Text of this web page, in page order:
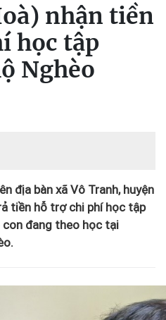
nhận tiền
học tập
Nghèo
địa bàn xã Vô Tranh, huyện
tiền hỗ trợ chi phí học tập
con đang theo học tại